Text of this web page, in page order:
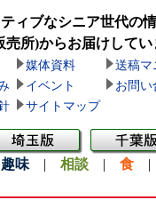
ィブなシニア世代の
売所)からお届けしてい
媒体資料
送稿マ
イベント
お問い
サイトマップ
趣味 | 相談 | 食